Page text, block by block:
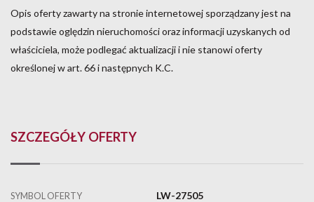
Opis oferty zawarty na stronie internetowej sporządzany jest na
podstawie oględzin nieruchomości oraz informacji uzyskanych od
właściciela, może podlegać aktualizacji i nie stanowi oferty
określonej w art. 66 i następnych K.C.
SZCZEGÓŁY OFERTY
SYMBOL OFERTY LW-27505